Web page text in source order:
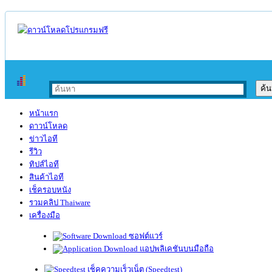
หน้าแรก
ดาวน์โหลด
ข่าวไอที
รีวิว
ทิปส์ไอที
สินค้าไอที
เช็ครอบหนัง
รวมคลิป Thaiware
เครื่องมือ
ซอฟต์แวร์
แอปพลิเคชันบนมือถือ
เช็คความเร็วเน็ต (Speedtest)